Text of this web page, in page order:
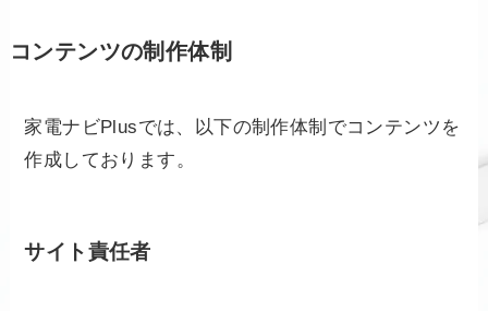
コンテンツの制作体制
家電ナビPlusでは、以下の制作体制でコンテンツを
作成しております。
サイト責任者